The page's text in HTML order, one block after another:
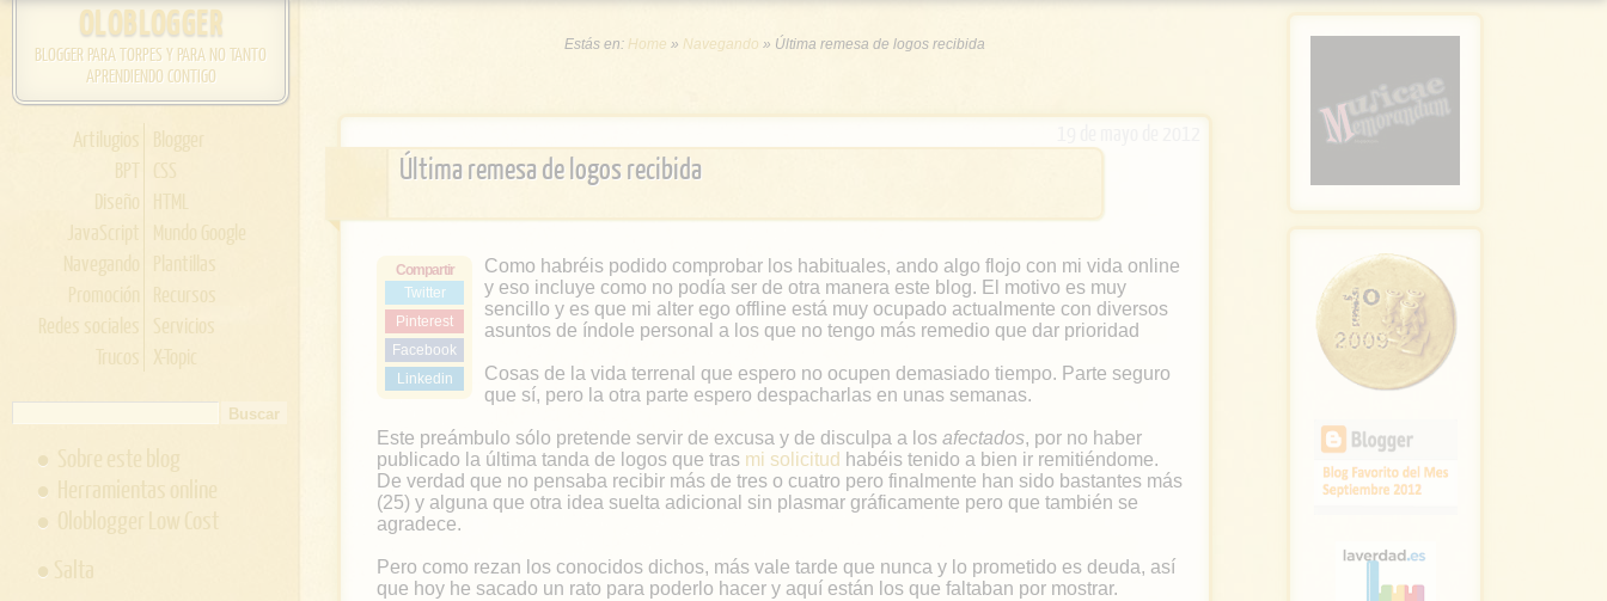
OLOBLOGGER
BLOGGER PARA TORPES Y PARA NO TANTO
APRENDIENDO CONTIGO
Artilugios
Blogger
BPT CSS
Diseño HTML
JavaScript Mundo Google
Navegando Plantillas
Promoción
Recursos
Redes sociales Servicios
Trucos X-Topic
Sobre este blog
Herramientas online
Oloblogger Low Cost
Salta
Estás en: Home » Navegando » Última remesa de logos recibida
Última remesa de logos recibida
Compartir
Twitter
Pinterest
Facebook
Linkedin
Como habréis podido comprobar los habituales, ando algo flojo con mi vida online
y eso incluye como no podía ser de otra manera este blog. El motivo es muy
sencillo y es que mi alter ego offline está muy ocupado actualmente con diversos
asuntos de índole personal a los que no tengo más remedio que dar prioridad
Cosas de la vida terrenal que espero no ocupen demasiado tiempo. Parte seguro
que sí, pero la otra parte espero despacharlas en unas semanas.
Este preámbulo sólo pretende servir de excusa y de disculpa a los afectados, por no haber
publicado la última tanda de logos que tras mi solicitud habéis tenido a bien ir remitiéndome.
De verdad que no pensaba recibir más de tres o cuatro pero finalmente han sido bastantes más
(25) y alguna que otra idea suelta adicional sin plasmar gráficamente pero que también se
agradece.
Pero como rezan los conocidos dichos, más vale tarde que nunca y lo prometido es deuda, así
que hoy he sacado un rato para poderlo hacer y aquí están los que faltaban por mostrar.